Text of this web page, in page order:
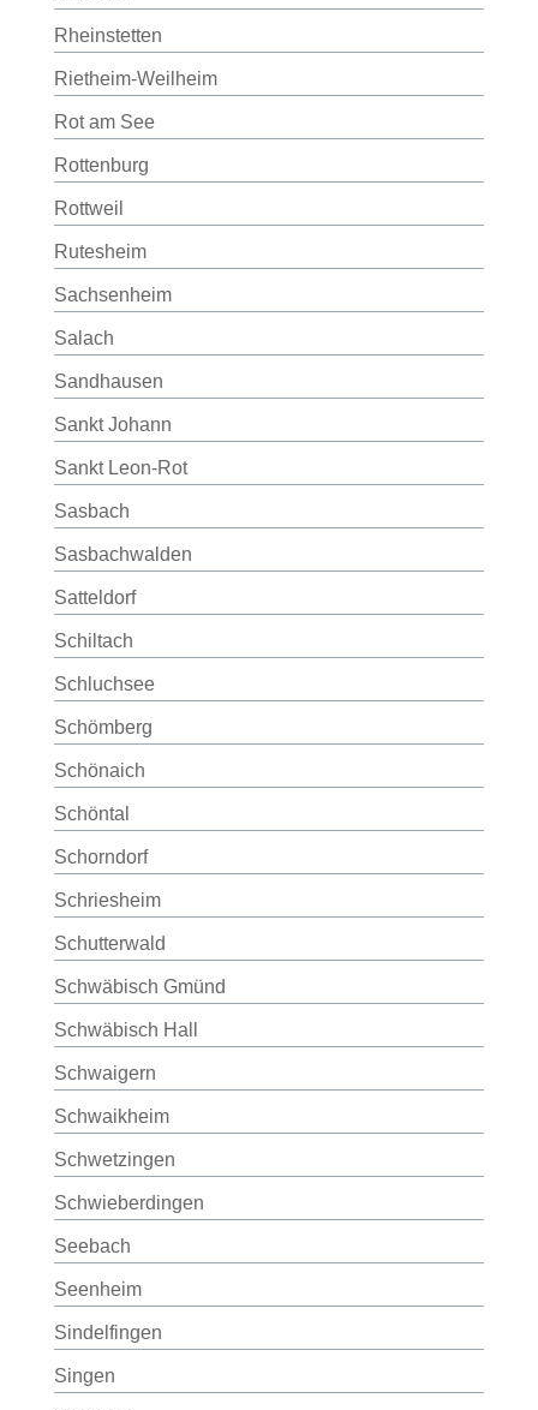
Rheinstetten
Rietheim-Weilheim
Rot am See
Rottenburg
Rottweil
Rutesheim
Sachsenheim
Salach
Sandhausen
Sankt Johann
Sankt Leon-Rot
Sasbach
Sasbachwalden
Satteldorf
Schiltach
Schluchsee
Schömberg
Schönaich
Schöntal
Schorndorf
Schriesheim
Schutterwald
Schwäbisch Gmünd
Schwäbisch Hall
Schwaigern
Schwaikheim
Schwetzingen
Schwieberdingen
Seebach
Seenheim
Sindelfingen
Singen